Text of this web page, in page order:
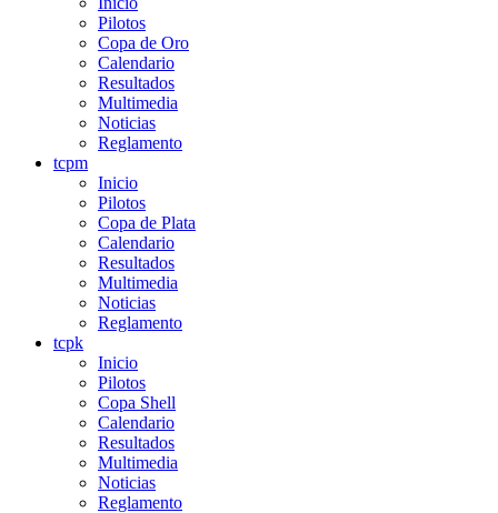
Pilotos
Copa de Oro
Calendario
Resultados
Multimedia
Noticias
Reglamento
tcpm
Inicio
Pilotos
Copa de Plata
Calendario
Resultados
Multimedia
Noticias
Reglamento
tcpk
Inicio
Pilotos
Copa Shell
Calendario
Resultados
Multimedia
Noticias
Reglamento